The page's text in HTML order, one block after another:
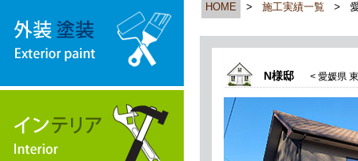
HOME > 施工実績一覧 >
N様邸 < 愛媛県